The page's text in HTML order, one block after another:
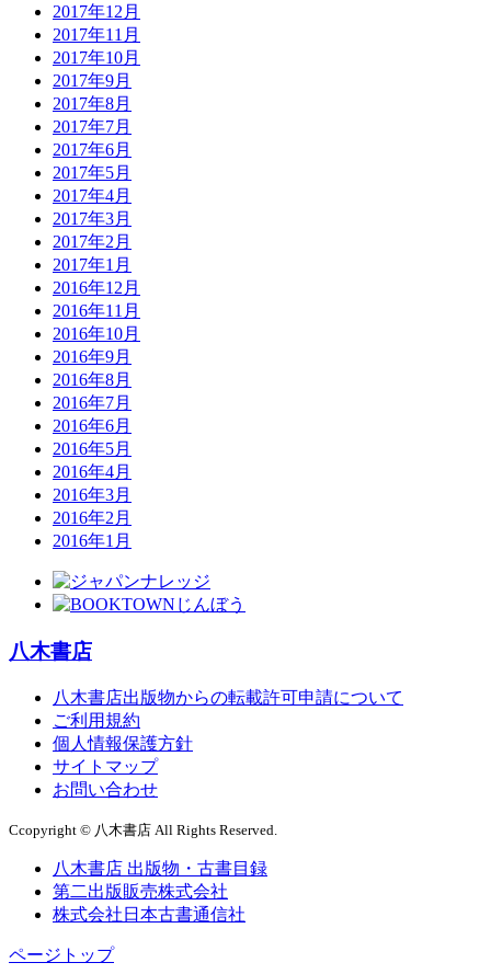
2017年12月
2017年11月
2017年10月
2017年9月
2017年8月
2017年7月
2017年6月
2017年5月
2017年4月
2017年3月
2017年2月
2017年1月
2016年12月
2016年11月
2016年10月
2016年9月
2016年8月
2016年7月
2016年6月
2016年5月
2016年4月
2016年3月
2016年2月
2016年1月
八木書店
八木書店出版物からの転載許可申請について
ご利用規約
個人情報保護方針
サイトマップ
お問い合わせ
Ccopyright © 八木書店 All Rights Reserved.
八木書店 出版物・古書目録
第二出版販売株式会社
株式会社日本古書通信社
ページトップ